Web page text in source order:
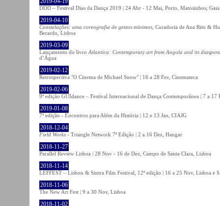
DDD – Festival Dias da Dança 2019 | 24 Abr - 12 Mai, Porto, Matosinhos, Gaia
2019-04-10
Constelações: uma coreografia de gestos mínimos , Curadoria de Ana Rito &
Berardo, Lisboa
2019-03-09
Lançamento do livro Atlantica: Contemporary art from Angola and its
d’Água
2019-02-12
Retrospectiva "O Cinema de Michael Snow" | 16 a 28 Fev, Cinemateca
2019-02-06
9ª edição GUIdance – Festival Internacional de Dança Contemporânea | 7 a 17
2019-01-08
7ª edição - Encontros para Além da História | 12 e 13 Jan, CIAJG
2018-12-04
Field Works - Triangle Network 7ª Edição | 2 a 16 Dez, Hangar
2018-11-27
Parallel Review Lisboa | 28 Nov - 16 de Dez, Campo de Santa Clara, Lisboa
2018-11-14
LEFFEST – Lisbon & Sintra Film Festival, 12ª edição | 16 a 25 Nov, Lisboa e
2018-11-06
The New Art Fest | 9 a 30 Nov, Lisboa
2018-11-02